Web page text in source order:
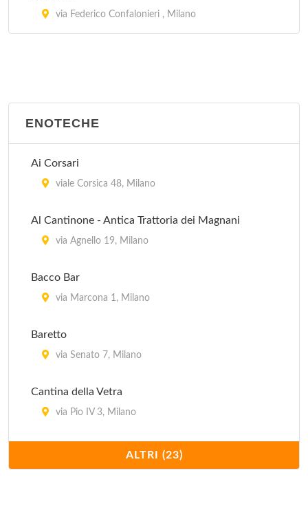
via Federico Confalonieri , Milano
ENOTECHE
Ai Corsari
viale Corsica 48, Milano
Al Cantinone - Antica Trattoria dei Magnani
via Agnello 19, Milano
Bacco Bar
via Marcona 1, Milano
Baretto
via Senato 7, Milano
Cantina della Vetra
via Pio IV 3, Milano
via Arnolfo di Cambio 1/A, Milano
ALTRI (23)